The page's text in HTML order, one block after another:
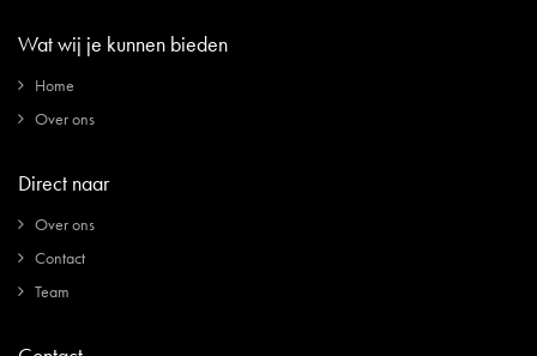
Wat wij je kunnen bieden
Home
Over ons
Direct naar
Over ons
Contact
Team